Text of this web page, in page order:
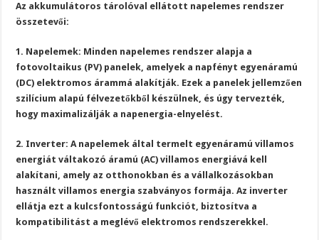
Az akkumulátoros tárolóval ellátott napelemes rendszer
összetevői:
1. Napelemek: Minden napelemes rendszer alapja a
fotovoltaikus (PV) panelek, amelyek a napfényt egyenáramú
(DC) elektromos árammá alakítják. Ezek a panelek jellemzően
szilícium alapú félvezetőkből készülnek, és úgy tervezték,
hogy maximalizálják a napenergia-elnyelést.
2. Inverter: A napelemek által termelt egyenáramú villamos
energiát váltakozó áramú (AC) villamos energiává kell
alakítani, amely az otthonokban és a vállalkozásokban
használt villamos energia szabványos formája. Az inverter
ellátja ezt a kulcsfontosságú funkciót, biztosítva a
kompatibilitást a meglévő elektromos rendszerekkel.